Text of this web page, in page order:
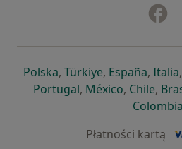
Polskaotwiera się w nowej
, Türkiyeotwiera się w
, España, Italia,
Portugalotwiera się w
, Méxicootwiera
, Chile,
Colombia
Płatności kartą